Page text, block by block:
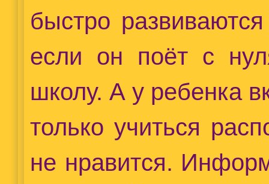
быстро
если он поёт с
школу. А у ребенка
только учиться
не нравится.